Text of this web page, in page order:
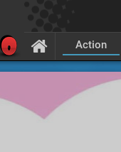
Action